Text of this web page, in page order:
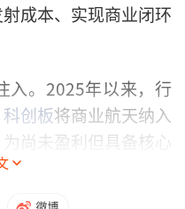
成本、实现商业闭环
入。2025年以来，行
科创板将商业航天纳入
尚未盈利但具备核心
，多家头部企业已启
业发展的正向循环正